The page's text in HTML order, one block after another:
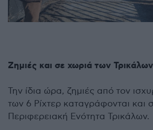
Ζημιές και σε χωριά των Τρικάλων
Την ίδια ώρα, ζημιές από τον
των 6 Ρίχτερ καταγράφονται και
Περιφερειακή Ενότητα Τρικάλων.